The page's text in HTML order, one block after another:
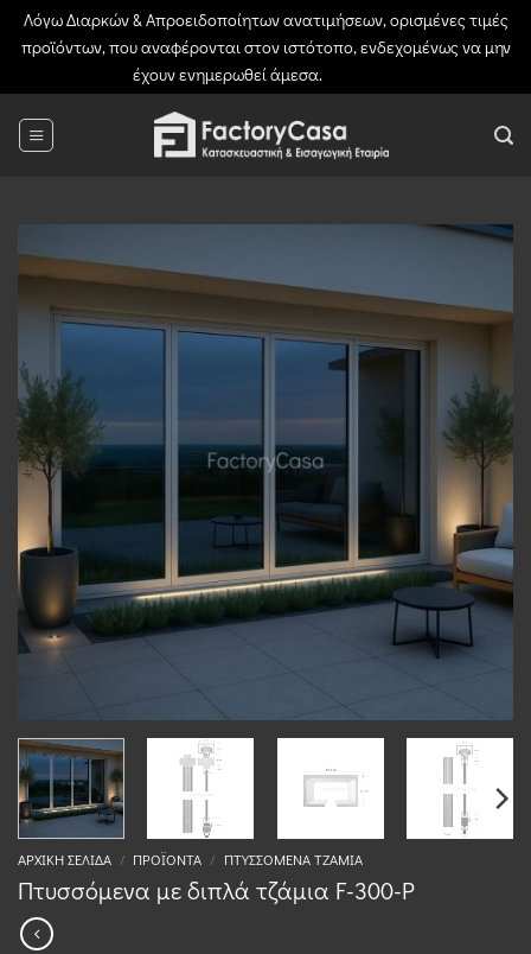
Λόγω Διαρκών & Απροειδοποίητων ανατιμήσεων, ορισμένες τιμές
προϊόντων, που αναφέρονται στον ιστότοπο, ενδεχομένως να μην
έχουν ενημερωθεί άμεσα.
ΑΡΧΙΚΉ ΣΕΛΊΔΑ / ΠΡΟΪΌΝΤΑ / ΠΤΥΣΣΌΜΕΝΑ ΤΖΆΜΙΑ
Πτυσσόμενα με διπλά τζάμια F-300-P